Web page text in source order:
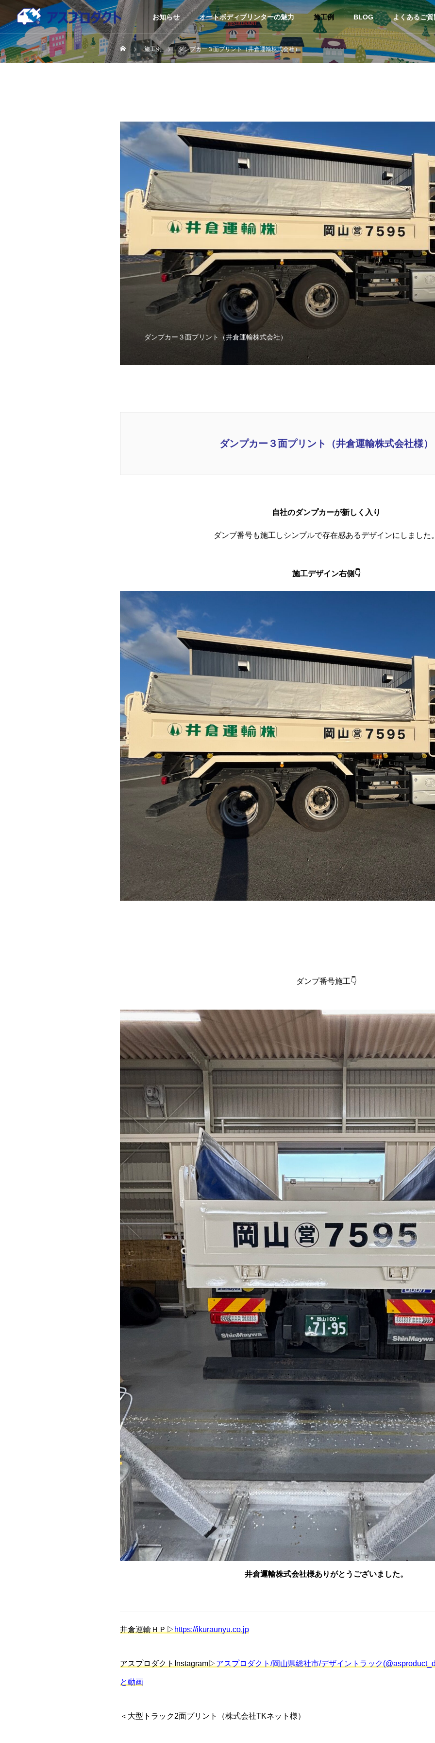
お知らせ オートボディプリンターの魅力 施工例 BLOG よくあるご質
施工例 ダンプカー３面プリント（井倉運輸株式会社）
ダンプカー３面プリント（井倉運輸株式会社）
ダンプカー３面プリント（井倉運輸株式会社様）
自社のダンプカーが新しく入り
ダンプ番号も施工しシンプルで存在感あるデザインにしました
施工デザイン右側👇
ダンプ番号施工👇
井倉運輸株式会社様ありがとうございました。
井倉運輸ＨＰ▷ https://ikuraunyu.co.jp
アスプロダクトInstagram▷ アスプロダクト/岡山県総社市/デザイントラック
と動画
＜ 大型トラック2面プリント（株式会社TKネット様）